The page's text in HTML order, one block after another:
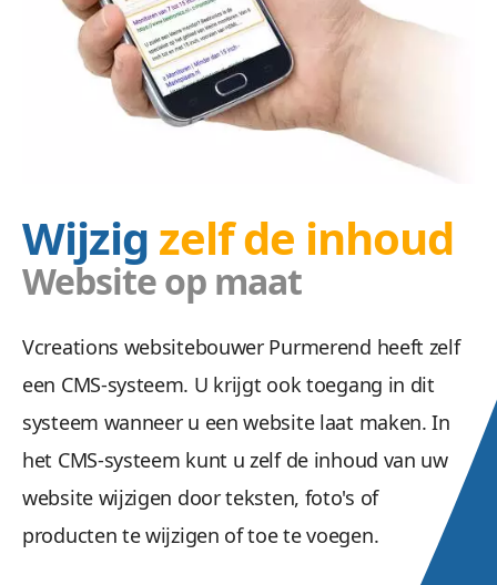
Wijzig zelf de inhoud
Website op maat
Vcreations websitebouwer Purmerend heeft zelf
een CMS-systeem. U krijgt ook toegang in dit
systeem wanneer u een website laat maken. In
het CMS-systeem kunt u zelf de inhoud van uw
website wijzigen door teksten, foto's of
producten te wijzigen of toe te voegen.